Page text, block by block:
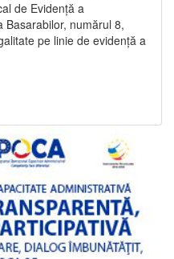
de Evidență a
Basarabilor, numărul 8,
pe linie de evidență a